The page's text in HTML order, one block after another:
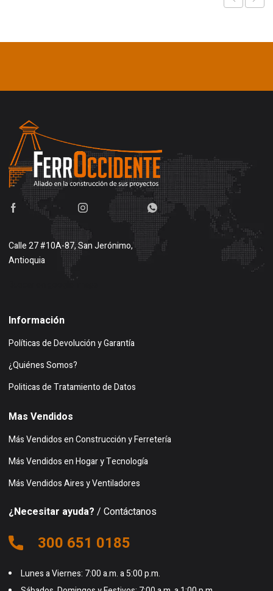
Calle 27 #10A-87, San Jerónimo,
Antioquia
Información
Políticas de Devolución y Garantía
¿Quiénes Somos?
Politicas de Tratamiento de Datos
Mas Vendidos
Más Vendidos en Construcción y Ferretería
Más Vendidos en Hogar y Tecnología
Más Vendidos Aires y Ventiladores
¿Necesitar ayuda? / Contáctanos
300 651 0185
Lunes a Viernes: 7:00 a.m. a 5:00 p.m.